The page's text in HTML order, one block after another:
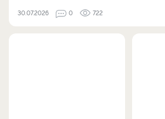
30.07.2026 0 722